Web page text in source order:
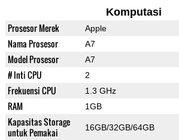
Komputasi
Prosesor Merek Apple
Nama Prosesor A7
Model Prosesor A7
# Inti CPU 2
Frekuensi CPU 1.3 GHz
RAM 1GB
Kapasitas Storage
untuk Pemakai
16GB/32GB/64GB